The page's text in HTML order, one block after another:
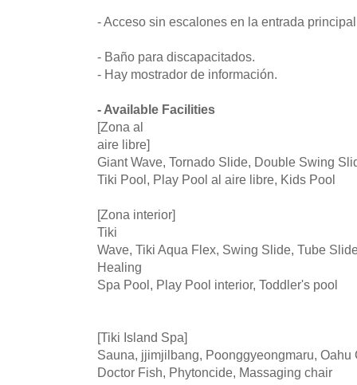
- Acceso sin escalones en la entrada
- Baño para discapacitados.
- Hay mostrador de información.
- Available Facilities
[Zona al
aire libre]
Giant Wave, Tornado Slide, Double Swing
Tiki Pool, Play Pool al aire libre, Kids Pool
[Zona interior]
Tiki
Wave, Tiki Aqua Flex, Swing Slide, Tube
Healing
Spa Pool, Play Pool interior, Toddler's pool
[Tiki Island Spa]
Sauna, jjimjilbang, Poonggyeongmaru, Oahu
Doctor Fish, Phytoncide, Massaging chair